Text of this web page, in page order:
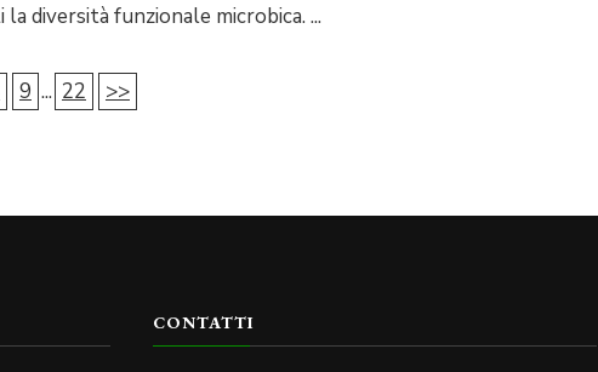
diversità funzionale microbica. ...
9 ... 22 >>
CONTATTI